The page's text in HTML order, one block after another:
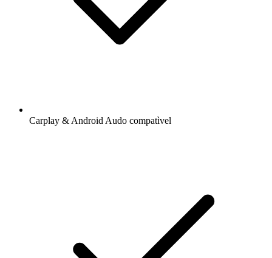
Carplay & Android Audo compatìvel